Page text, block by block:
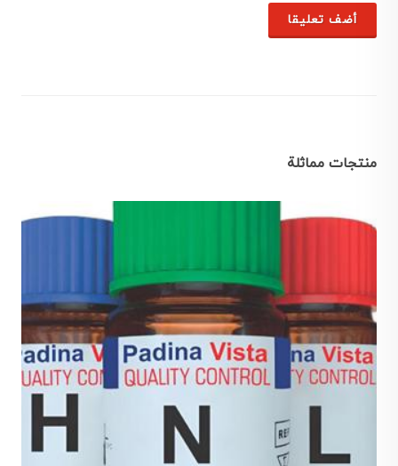
أضف تعليقا
منتجات مماثلة